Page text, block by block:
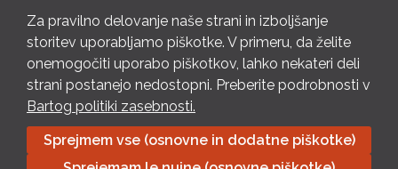
PON – PET 8 – 18 h / SOB 8 – 12 h
Pošlji e-mail
Izpolni kontaktni obrazec
Bartog d.o.o. Trebnje | ID: SI79128718 | IBAN: SI56 1010 0003
Za pravilno delovanje naše strani in izboljšanje
storitev uporabljamo piškotke. V primeru, da želite
onemogočiti uporabo piškotkov, lahko nekateri deli
strani postanejo nedostopni. Preberite podrobnosti v
Bartog politiki zasebnosti.
Sprejmem vse (osnovne in dodatne piškotke)